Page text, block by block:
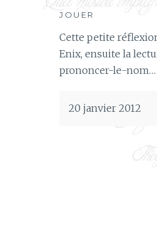
JOUER
Cette petite
Enix, ensuite la
prononcer-le-nom…
20 janvier 2012